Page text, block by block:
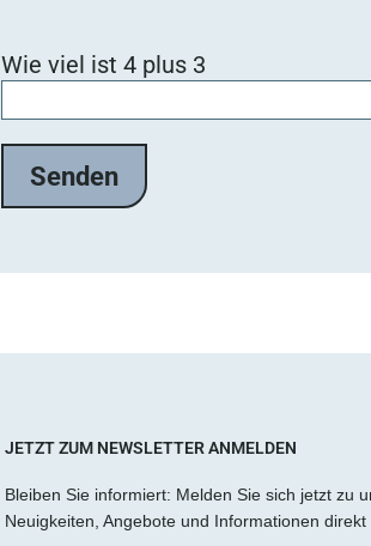
i
d
s
s
Wie viel ist 4 plus 3
JETZT ZUM NEWSLETTER ANMELDEN
Bleiben Sie informiert: Melden Sie sich jetzt zu
Neuigkeiten, Angebote und Informationen